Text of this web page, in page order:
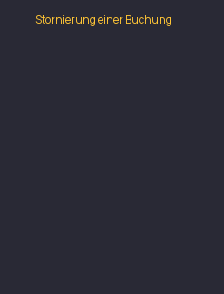
Stornierung einer Buchung